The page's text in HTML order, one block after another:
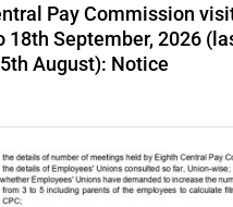
Pay Commission
18th September, 2026
August): Notice